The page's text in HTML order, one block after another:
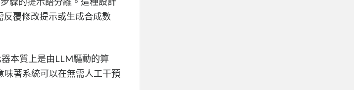
覆修改提示或生成合成數
本質上是由LLM驅動的算
著系統可以在無需人工干預